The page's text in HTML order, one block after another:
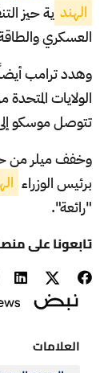
الهند ية حيز
العسكري
الولايات
تتوصل موسكو
وخفف ميلر من
برئيس الوزراء
"رائعة".
تابعونا على
العلامات